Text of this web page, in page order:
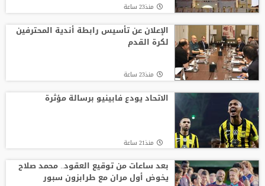
منذ23 ساعة
الإعلان عن تأسيس رابطة أندية المحترفين
لكرة القدم
منذ23 ساعة
الاتحاد يودع فابينيو برسالة مؤثرة
منذ21 ساعة
بعد ساعات من توقيع العقود.. محمد صلاح
يخوض أول مران مع طرابزون سبور